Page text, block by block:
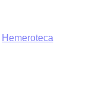
Hemeroteca